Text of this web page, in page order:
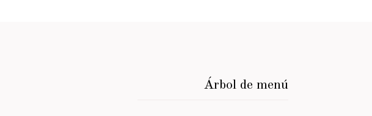
Árbol de menú